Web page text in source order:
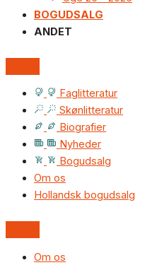
BOGUDSALG
ANDET
Faglitteratur
Skønlitteratur
Biografier
Nyheder
Bogudsalg
Om os
Hollandsk bogudsalg
Om os